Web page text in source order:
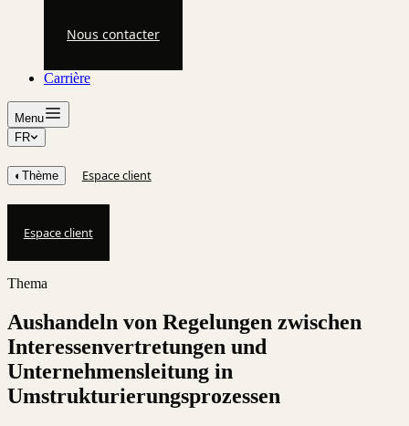
Nous contacter
Carrière
Menu
FR
◐ Thème Espace client
Espace client
Thema
Aushandeln von Regelungen zwischen
Interessenvertretungen und
Unternehmensleitung in
Umstrukturierungsprozessen